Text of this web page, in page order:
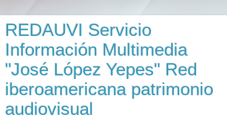
REDAUVI Servicio
Información Multimedia
"José López Yepes" Red
iberoamericana patrimonio
audiovisual